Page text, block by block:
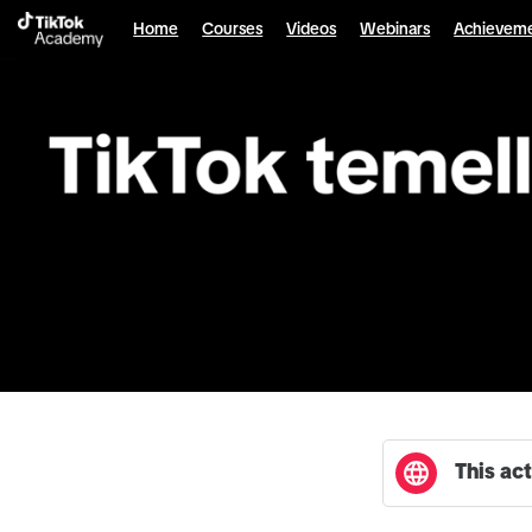
Home Courses Videos Webinars
English selected
This